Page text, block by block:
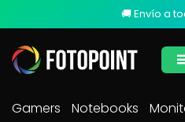
🚚 Envío a
Gamers Notebooks